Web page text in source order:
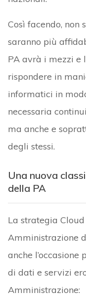
Così facendo,
saranno più
PA avrà i mezzi e
rispondere in
informatici in
necessaria
ma anche e
degli stessi.
Una nuova
della PA
La strategia
Amministrazione
anche
di dati e servizi
Amministrazione: